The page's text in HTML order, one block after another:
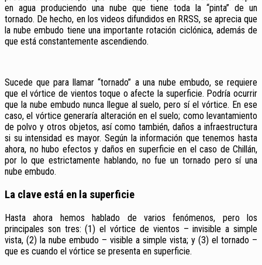
en agua produciendo una nube que tiene toda la “pinta” de un
tornado. De hecho, en los videos difundidos en RRSS, se aprecia que
la nube embudo tiene una importante rotación ciclónica, además de
que está constantemente ascendiendo.
Sucede que para llamar “tornado” a una nube embudo, se requiere
que el vórtice de vientos toque o afecte la superficie. Podría ocurrir
que la nube embudo nunca llegue al suelo, pero sí el vórtice. En ese
caso, el vórtice generaría alteración en el suelo; como levantamiento
de polvo y otros objetos, así como también, daños a infraestructura
si su intensidad es mayor. Según la información que tenemos hasta
ahora, no hubo efectos y daños en superficie en el caso de Chillán,
por lo que estrictamente hablando, no fue un tornado pero sí una
nube embudo.
La clave está en la superficie
Hasta ahora hemos hablado de varios fenómenos, pero los
principales son tres: (1) el vórtice de vientos – invisible a simple
vista, (2) la nube embudo – visible a simple vista; y (3) el tornado –
que es cuando el vórtice se presenta en superficie.